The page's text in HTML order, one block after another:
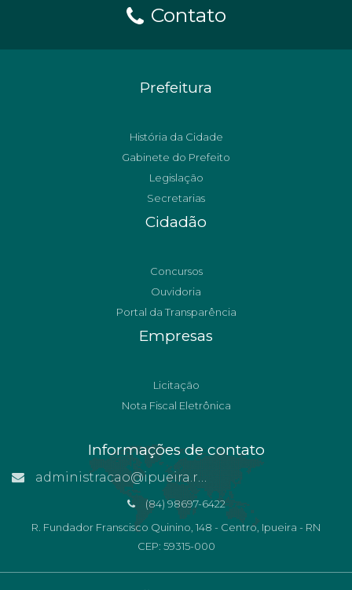
Contato
Prefeitura
História da Cidade
Gabinete do Prefeito
Legislação
Secretarias
Cidadão
Concursos
Ouvidoria
Portal da Transparência
Empresas
Licitação
Nota Fiscal Eletrônica
Informações de contato
administracao@ipueira.rn.gov.br
(84) 98697-6422
R. Fundador Franscisco Quinino, 148 - Centro, Ipueira - RN
CEP: 59315-000